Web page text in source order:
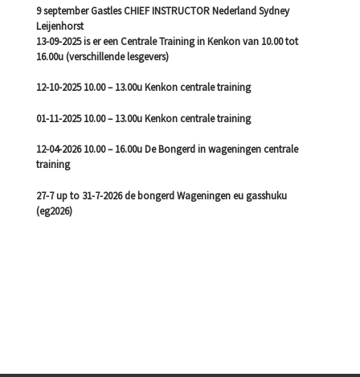
9 september Gastles CHIEF INSTRUCTOR Nederland Sydney
Leijenhorst
13-09-2025 is er een Centrale Training in Kenkon van 10.00 tot
16.00u (verschillende lesgevers)
12-10-2025 10.00 – 13.00u Kenkon centrale training
01-11-2025 10.00 – 13.00u Kenkon centrale training
12-04-2026 10.00 – 16.00u De Bongerd in wageningen centrale
training
27-7 up to 31-7-2026 de bongerd Wageningen eu gasshuku
(eg2026)